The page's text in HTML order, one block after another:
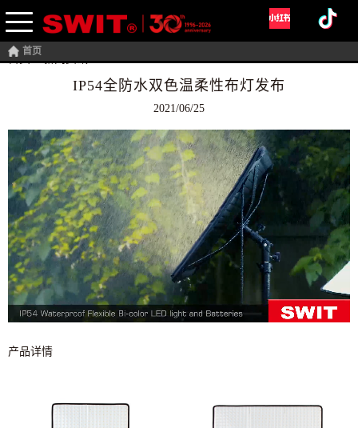
首页
首页>新闻资讯
IP54全防水双色温柔性布灯发布
2021/06/25
产品详情